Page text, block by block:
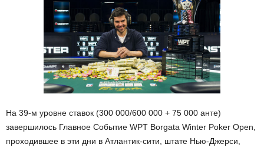
На 39-м уровне ставок (300 000/600 000 + 75 000 анте)
завершилось Главное Событие WPT Borgata Winter Poker Open,
проходившее в эти дни в Атлантик-сити, штате Нью-Джерси,